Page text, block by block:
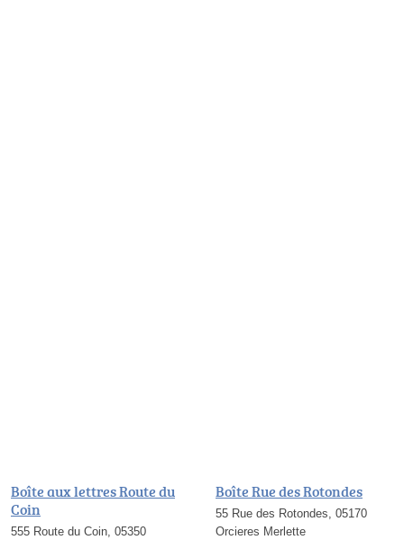
Boîte aux lettres Route du
Coin
555 Route du Coin, 05350
Boîte Rue des Rotondes
55 Rue des Rotondes, 05170
Orcieres Merlette